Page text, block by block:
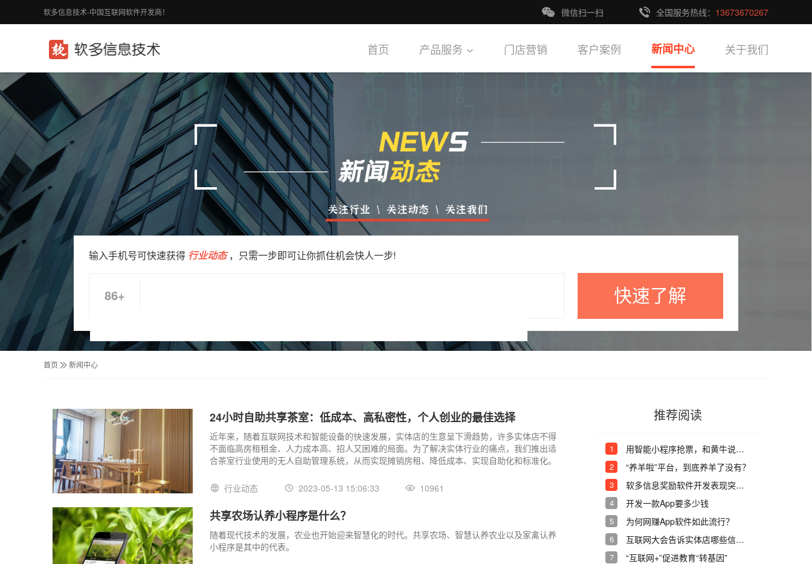
软多信息技术-中国互联网软件开发商！ 微信扫一扫 全国服务热线： 13673670267
首页 产品服务 门店营销 客户案例 新闻中心 关于我们
输入手机号可快速获得 行业动态，只需一步即可让你抓住机会快人一步!
86+ 快速了解
首页 新闻中心
24小时自助共享茶室：低成本、高私密性，个人创业的最佳选择
近年来，随着互联网技术和智能设备的快速发展，实体店的生意呈下滑趋势，许多实体店不得
不面临高房租租金、人力成本高、招人又困难的局面。为了解决实体行业的痛点，我们推出适
合茶室行业使用的无人自助管理系统，从而实现摊销房租、降低成本、实现自助化和标准化。
行业动态 2023-05-13 15:06:33 10961
共享农场认养小程序是什么？
随着现代技术的发展，农业也开始迎来智慧化的时代。共享农场、智慧认养农业以及家禽认养
小程序是其中的代表。
推荐阅读
1 用智能小程序抢票，和黄牛说拜拜!
2 “养羊啦”平台，到底养羊了没有？
3 软多信息奖励软件开发表现突出人员
4 开发一款App要多少钱
5 为何网赚App软件如此流行？
6 互联网大会告诉实体店哪些信息？
7 “互联网+”促进教育“转基因”